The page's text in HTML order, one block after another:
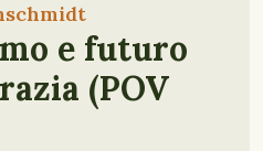
e futuro
(POV